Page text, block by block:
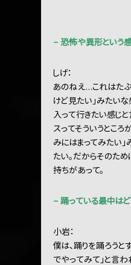
− 恐怖や異形という
しげ：
あのねえ…これはたぶ
けど見たい」みたい
入って行きたい感じと
スってそういうところ
みにはまってみたい」
たい。だからそのため
持ちがあって。
− 踊っている最中は
小岩：
僕は、踊りを踊ろう
でやってみて」と言